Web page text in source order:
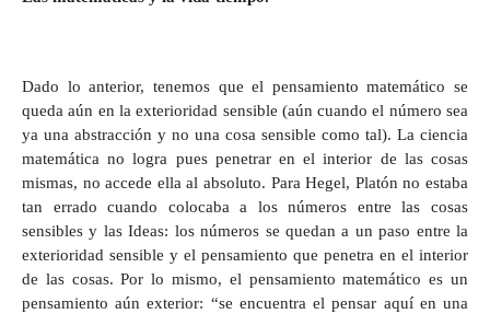
Dado lo anterior, tenemos que el pensamiento matemático se
queda aún en la exterioridad sensible (aún cuando el número sea
ya una abstracción y no una cosa sensible como tal). La ciencia
matemática no logra pues penetrar en el interior de las cosas
mismas, no accede ella al absoluto. Para Hegel, Platón no estaba
tan errado cuando colocaba a los números entre las cosas
sensibles y las Ideas: los números se quedan a un paso entre la
exterioridad sensible y el pensamiento que penetra en el interior
de las cosas. Por lo mismo, el pensamiento matemático es un
pensamiento aún exterior: “se encuentra el pensar aquí en una